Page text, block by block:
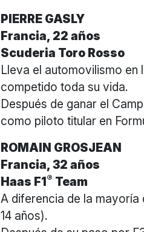
PIERRE GASLY
Francia, 22 años
Scuderia Toro Rosso
Lleva el automovilismo en
competido toda su vida.
Después de ganar el
como piloto titular en
ROMAIN GROSJEAN
Francia, 32 años
Haas F1® Team
A diferencia de la
14 años).